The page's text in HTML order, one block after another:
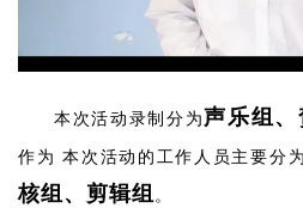
本次活动录制分为声乐组、
作为 本次活动的工作人员主要分
核组、剪辑组。